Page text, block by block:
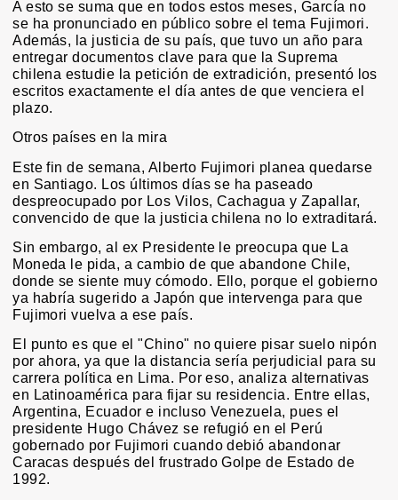
A esto se suma que en todos estos meses, García no
se ha pronunciado en público sobre el tema Fujimori.
Además, la justicia de su país, que tuvo un año para
entregar documentos clave para que la Suprema
chilena estudie la petición de extradición, presentó los
escritos exactamente el día antes de que venciera el
plazo.
Otros países en la mira
Este fin de semana, Alberto Fujimori planea quedarse
en Santiago. Los últimos días se ha paseado
despreocupado por Los Vilos, Cachagua y Zapallar,
convencido de que la justicia chilena no lo extraditará.
Sin embargo, al ex Presidente le preocupa que La
Moneda le pida, a cambio de que abandone Chile,
donde se siente muy cómodo. Ello, porque el gobierno
ya habría sugerido a Japón que intervenga para que
Fujimori vuelva a ese país.
El punto es que el "Chino" no quiere pisar suelo nipón
por ahora, ya que la distancia sería perjudicial para su
carrera política en Lima. Por eso, analiza alternativas
en Latinoamérica para fijar su residencia. Entre ellas,
Argentina, Ecuador e incluso Venezuela, pues el
presidente Hugo Chávez se refugió en el Perú
gobernado por Fujimori cuando debió abandonar
Caracas después del frustrado Golpe de Estado de
1992.